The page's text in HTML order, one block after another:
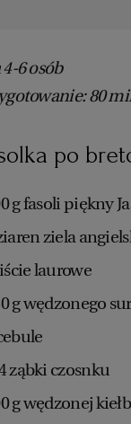
6 osób
80
po
g fasoli piękny
ziela
laurowe
g wędzonego
ząbki czosnku
g wędzonej